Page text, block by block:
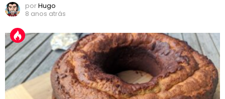
porHugo
8 anos atrás